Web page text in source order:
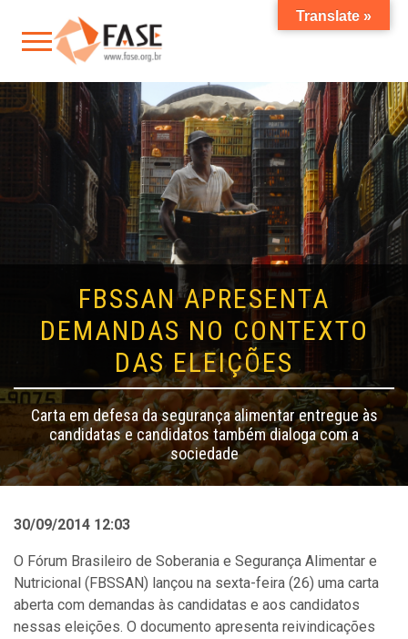
FBSSAN APRESENTA
DEMANDAS NO CONTEXTO
DAS ELEIÇÕES
Carta em defesa da segurança alimentar entregue às
candidatas e candidatos também dialoga com a
sociedade
30/09/2014 12:03
O Fórum Brasileiro de Soberania e Segurança Alimentar e
Nutricional (FBSSAN) lançou na sexta-feira (26) uma carta
aberta com demandas às candidatas e aos candidatos
nessas eleições. O documento apresenta reivindicações
Translate »